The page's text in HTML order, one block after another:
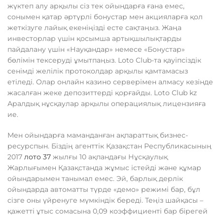
жүктеп алу арқылы сіз тек ойындарға ғана емес,
сонымен қатар әртүрлі бонустар мен акцияларға қол
жеткізуге лайық екеніңізді есте сақтаңыз. Жаңа
инвесторлар үшін қосымша артықшылықтарды
пайдалану үшін «Науқандар» немесе «Бонустар»
бөлімін тексеруді ұмытпаңыз. Loto Club-та қауіпсіздік
сенімді желілік протоколдар арқылы қамтамасыз
етіледі. Олар онлайн казино серверімен алмасу кезінде
жасалған жеке депозиттерді қорғайды. Loto Club kz
Аралдық нұсқаулар арқылы операциялық лицензияға
ие.
Мен ойындарға маманданған ақпараттық бизнес-
ресурспын. Біздің агенттік Қазақстан Республикасының
2017 лото 37 жылғы 10 ақпандағы Нұсқаулық
Жарлығымен Қазақстанда жұмыс істейді және құмар
ойындарымен танымал емес. Эй, барлық дерлік
ойындарда автоматты түрде «демо» режимі бар, бұл
сізге оны үйренуге мүмкіндік береді. Теңіз шайқасы –
қажетті ұтыс сомасына 0,09 коэффициенті бар бірегей